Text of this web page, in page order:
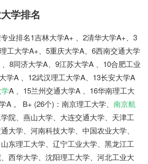
学排名
业排名1吉林大学A+ 、2清华大学A+、3
工大学A+、5重庆大学A、6西南交通大学
8同济大学A、9江苏大学A 、10合肥工业
学A 、12武汉理工大学A、13长安大学A
A 、15兰州交通大学A 、16华南理工大
A 。 B+ (26个)：南京理工大学、 南京航
学院、燕山大学、大连交通大学、天津工
大学、河南科技大学、中国农业大学、
山东理工大学、辽宁工业大学、黑龙江工
西华大学、沈阳理工大学、河北工业大